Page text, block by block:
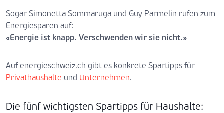
Sogar Simonetta Sommaruga und Guy Parmelin rufen zum
Energiesparen auf:
«Energie ist knapp. Verschwenden wir sie nicht.»
Auf energieschweiz.ch gibt es konkrete Spartipps für
Privathaushalte und Unternehmen.
Die fünf wichtigsten Spartipps für Haushalte: